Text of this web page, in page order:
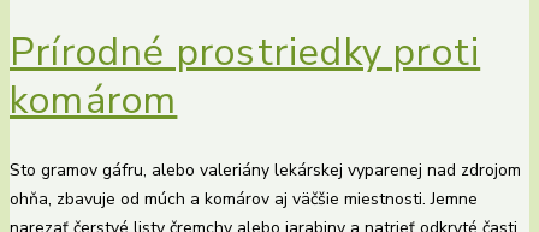
Prírodné prostriedky proti
komárom
Sto gramov gáfru, alebo valeriány lekárskej vyparenej nad zdrojom
ohňa, zbavuje od múch a komárov aj väčšie miestnosti. Jemne